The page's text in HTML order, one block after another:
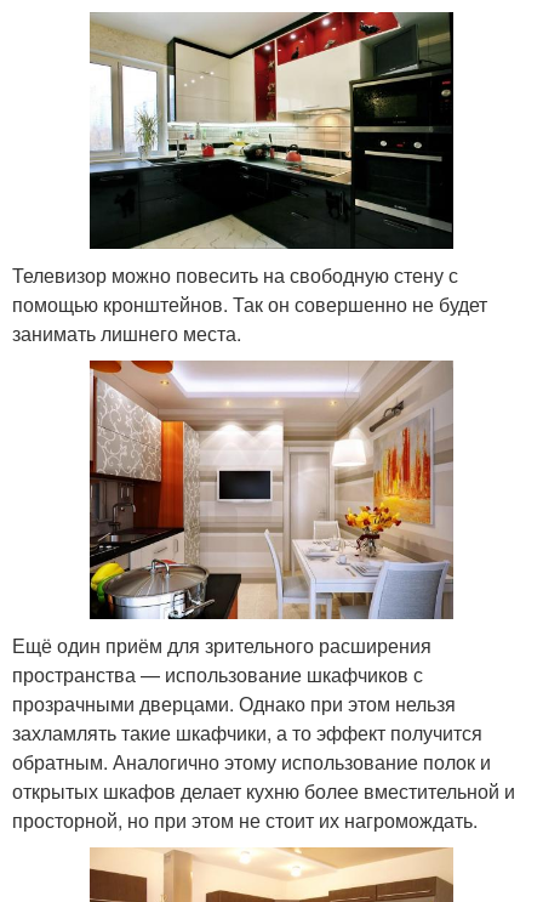
Телевизор можно повесить на свободную стену с
помощью кронштейнов. Так он совершенно не будет
занимать лишнего места.
Ещё один приём для зрительного расширения
пространства — использование шкафчиков с
прозрачными дверцами. Однако при этом нельзя
захламлять такие шкафчики, а то эффект получится
обратным. Аналогично этому использование полок и
открытых шкафов делает кухню более вместительной и
просторной, но при этом не стоит их нагромождать.